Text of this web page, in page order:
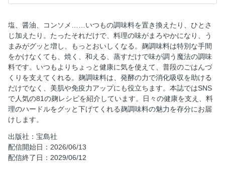
塩麹ポッサム
じゃがチー
玉ねぎ麹クリームシチュー
大根餅
塩麹でおかわり爆弾
ほったらかしローストポーク
塩麹鶏から
八丁味噌と塩麹のビーフシチュー
自家製クリームチーズ
麹生チョコ
麹レシピを紹介してくれた皆様
塩、醤油、コンソメ……いつもの調味料を置き換えたり、ひとさ
じ加えたり。たったそれだけで、料理の味がまろやかになり、う
まみがグッと増し、もっとおいしくなる。麹調味料は特別な手間
をかけなくても、焼く、和える、蒸すだけで味が調う魔法の調味
料です。いつもよりちょっと健康に気を使えて、普段のごはんづ
くりを支えてくれる。麹調味料は、発酵の力で消化吸収を助ける
だけでなく、美肌や免疫力アップにも役立ちます。本誌ではSNS
で人気の81の麹レシピを紹介しています。日々の健康を支え、料
理のハードルをグッと下げてくれる麹調味料の魅力を存分にお届
けします。
出版社：宝島社
配信開始日：2026/06/13
配信終了日：2029/06/12